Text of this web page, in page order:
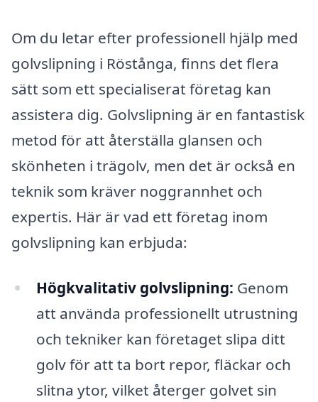
Om du letar efter professionell hjälp med
golvslipning i Röstånga, finns det flera
sätt som ett specialiserat företag kan
assistera dig. Golvslipning är en fantastisk
metod för att återställa glansen och
skönheten i trägolv, men det är också en
teknik som kräver noggrannhet och
expertis. Här är vad ett företag inom
golvslipning kan erbjuda:
Högkvalitativ golvslipning: Genom
att använda professionellt utrustning
och tekniker kan företaget slipa ditt
golv för att ta bort repor, fläckar och
slitna ytor, vilket återger golvet sin